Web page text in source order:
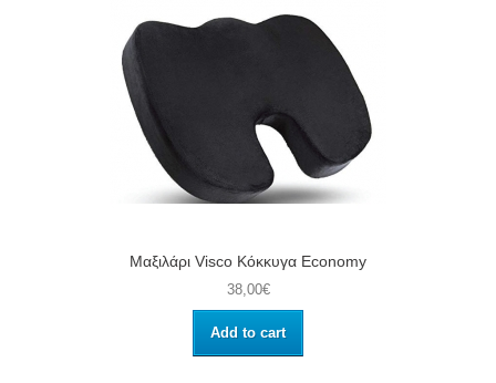
Μαξιλάρι Visco Κόκκυγα Economy
38,00€
Add to cart